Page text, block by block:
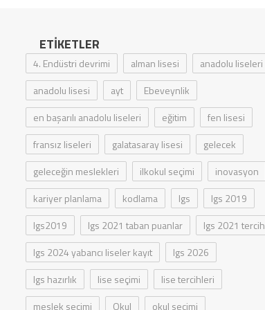
ETIKETLER
4. Endüstri devrimi alman lisesi
anadolu liseleri
anadolu lisesi
ayt
Ebeveynlik
en başarılı anadolu liseleri
eğitim
fen lisesi
fransız liseleri
galatasaray lisesi
gelecek
geleceğin meslekleri
ilkokul seçimi
inovasyon
kariyer planlama
kodlama lgs
lgs 2019
lgs2019
lgs 2021 taban puanlar
lgs 2021 tercih
lgs 2024 yabancı liseler kayıt
lgs 2026
lgs hazırlık
lise seçimi
lise tercihleri
meslek seçimi
Okul okul seçimi